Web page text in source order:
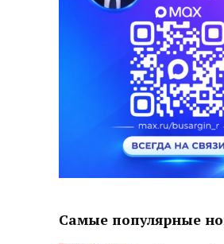
Самые популярные